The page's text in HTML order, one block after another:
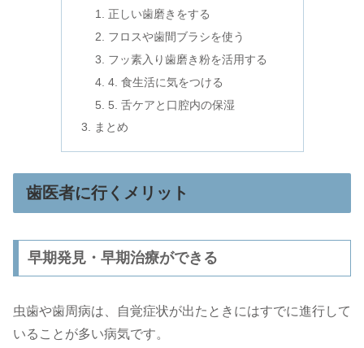
正しい歯磨きをする
フロスや歯間ブラシを使う
フッ素入り歯磨き粉を活用する
4. 食生活に気をつける
5. 舌ケアと口腔内の保湿
まとめ
歯医者に行くメリット
早期発見・早期治療ができる
虫歯や歯周病は、自覚症状が出たときにはすでに進行して
いることが多い病気です。